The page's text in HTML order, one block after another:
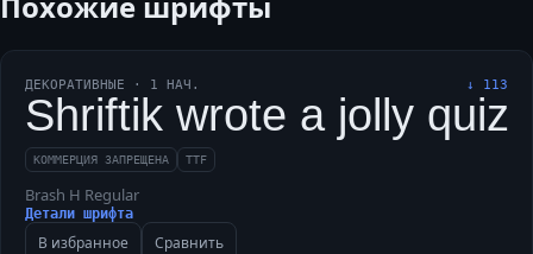
ДЕКОРАТИВНЫЕ · 1 НАЧ. ↓ 113
Shriftik wrote a jolly quiz
КОММЕРЦИЯ ЗАПРЕЩЕНА TTF
Brash H Regular
Детали шрифта
В избранное Сравнить